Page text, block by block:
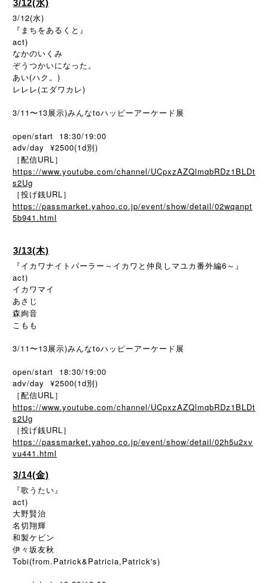
3/12(水)
3/12(水)
『まちをあるくと』
act)
なかのいくみ
ぞうつかいになった。
あい(ハク。)
レレレ(エダワカレ)
3/11〜13展示)みんなtoハッピーアーケード展
open/start 18:30/19:00
adv/day ¥2500(1d別)
［配信URL］
https://www.youtube.com/channel/UCpxzAZQlmqbRDz1BLDt
s2Ug
［投げ銭URL］
https://passmarket.yahoo.co.jp/event/show/detail/02wqanpt
5b941.html
3/13(木)
『イカワナイトパーラー～イカワと仲良しマユカ番外編6～』
act)
イカワマイ
あさじ
森絢音
こもも
3/11〜13展示)みんなtoハッピーアーケード展
open/start 18:30/19:00
adv/day ¥2500(1d別)
［配信URL］
https://www.youtube.com/channel/UCpxzAZQlmqbRDz1BLDt
s2Ug
［投げ銭URL］
https://passmarket.yahoo.co.jp/event/show/detail/02h5u2xv
vu441.html
3/14(金)
『歌うたい』
act)
大野賢治
名切翔輝
和製ケビン
伊々坂友秋
Tobi(from.Patrick&Patricia,Patrick's)